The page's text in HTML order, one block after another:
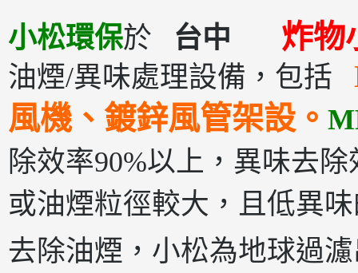
小松環保於 台中 炸
油煙/異味處理設備，包括
風機、鍍鋅風管架設。
除效率90%以上，異味去
或油煙粒徑較大，且低異
去除油煙，小松為地球過